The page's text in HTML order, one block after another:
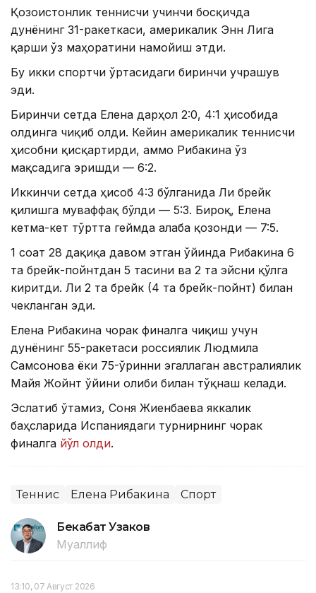
Қозоғистонлик теннисчи учинчи босқичда
дунёнинг 31-ракеткаси, америкалик Энн Лига
қарши ўз маҳоратини намойиш этди.
Бу икки спортчи ўртасидаги биринчи учрашув
эди.
Биринчи сетда Елена дарҳол 2:0, 4:1 ҳисобида
олдинга чиқиб олди. Кейин америкалик теннисчи
ҳисобни қисқартирди, аммо Рибакина ўз
мақсадига эришди — 6:2.
Иккинчи сетда ҳисоб 4:3 бўлганида Ли брейк
қилишга муваффақ бўлди — 5:3. Бироқ, Елена
кетма-кет тўртта геймда ғалаба қозонди — 7:5.
1 соат 28 дақиқа давом этган ўйинда Рибакина 6
та брейк-пойнтдан 5 тасини ва 2 та эйсни қўлга
киритди. Ли 2 та брейк (4 та брейк-пойнт) билан
чекланган эди.
Елена Рибакина чорак финалга чиқиш учун
дунёнинг 55-ракетаси россиялик Людмила
Самсонова ёки 75-ўринни эгаллаган австралиялик
Майя Жойнт ўйини ғолиби билан тўқнаш келади.
Эслатиб ўтамиз, Соня Жиенбаева яккалик
баҳсларида Испаниядаги турнирнинг чорак
финалга йўл олди.
Теннис Елена Рибакина Спорт
Бекабат Узаков
Муаллиф
13:10, 07 Август 2026